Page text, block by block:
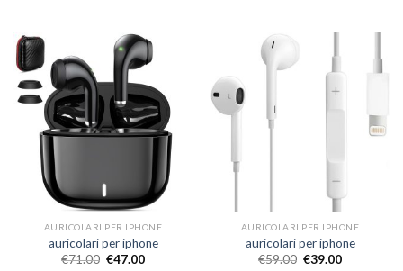
AURICOLARI PER IPHONE
auricolari per iphone
€71.00 €47.00
AURICOLARI PER IPHONE
auricolari per iphone
€59.00 €39.00